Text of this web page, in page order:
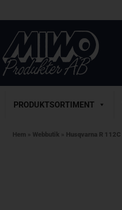
PRODUKTSORTIMENT
Hem » Webbutik » Husqvarna R 112C